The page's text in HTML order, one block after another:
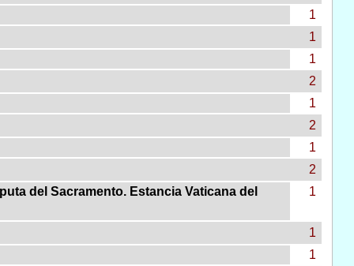
1
1
1
2
1
2
1
2
del Sacramento. Estancia Vaticana del
1
1
1